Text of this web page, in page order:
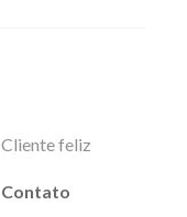
Cliente feliz
Contato